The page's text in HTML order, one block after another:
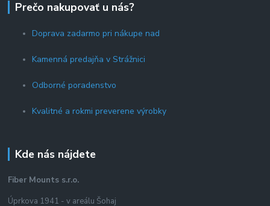
Prečo nakupovať u nás?
Doprava zadarmo pri nákupe nad
Kamenná predajňa v Strážnici
Odborné poradenstvo
Kvalitné a rokmi preverene výrobky
Kde nás nájdete
Fiber Mounts s.r.o.
Úprkova 1941 - v areálu Šohaj